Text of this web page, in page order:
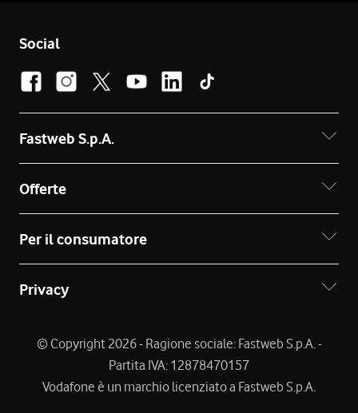
Social
Fastweb S.p.A.
Offerte
Per il consumatore
Privacy
© Copyright 2026 - Ragione sociale: Fastweb S.p.A. -
Partita IVA: 12878470157
Vodafone è un marchio licenziato a Fastweb S.p.A.